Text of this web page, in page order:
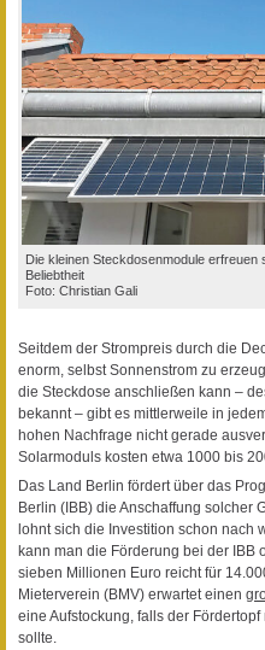
Die kleinen Steckdosenmodule
Beliebtheit
Foto: Christian Gali
Seitdem der Strompreis durch die
enorm, selbst Sonnenstrom zu
die Steckdose anschließen kann –
bekannt – gibt es mittlerweile in
hohen Nachfrage nicht gerade
Solarmoduls kosten etwa 1000 bis
Das Land Berlin fördert über das
Berlin (IBB) die Anschaffung solcher
lohnt sich die Investition schon nach
kann man die Förderung bei der IBB
sieben Millionen Euro reicht für
Mieterverein (BMV) erwartet einen
eine Aufstockung, falls der
sollte.